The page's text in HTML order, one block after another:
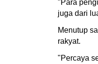
"Para
juga dari
Menutup
rakyat.
"Percaya